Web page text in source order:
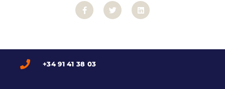
+34 91 41 38 03